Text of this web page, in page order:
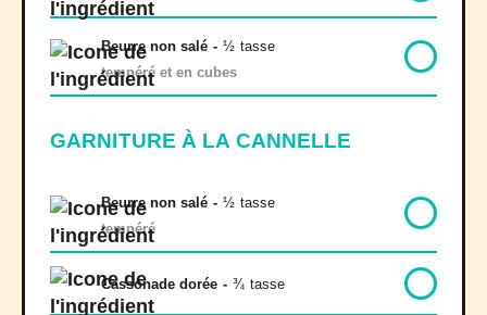
Beurre non salé - ½ tasse
tempéré et en cubes
GARNITURE À LA CANNELLE
Beurre non salé - ½ tasse
tempéré
Cassonade dorée - ¾ tasse